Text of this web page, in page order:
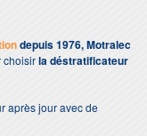
depuis 1976, Motralec
choisirla déstratificateur
après jour avec de